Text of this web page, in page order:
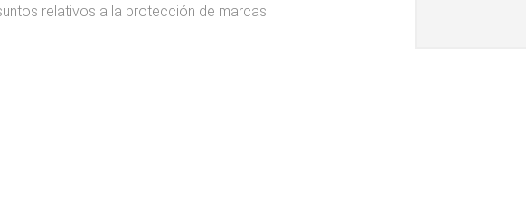
relativos a la protección de marcas.